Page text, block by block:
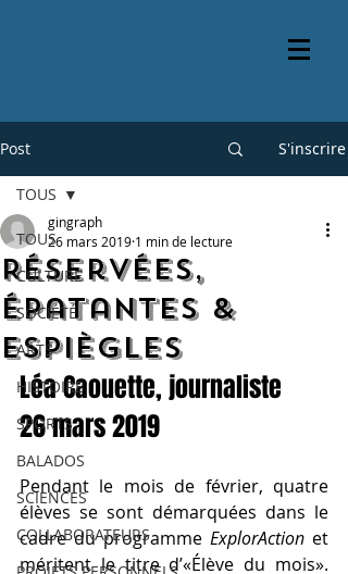
Post S'inscrire
TOUS
CULTURE
SOCIÉTÉ
ARTS
HISTOIRE
SPORTS
BALADOS
SCIENCES
COLLABORATEURS
TOUS
Réservées,
épatantes &
espiègles
gingraph
26 mars 2019 1 min de lecture
Léa Caouette, journaliste
26 mars 2019
Pendant le mois de février, quatre
élèves se sont démarquées dans le
cadre du programme ExplorAction et
méritent le titre d’«Élève du mois».